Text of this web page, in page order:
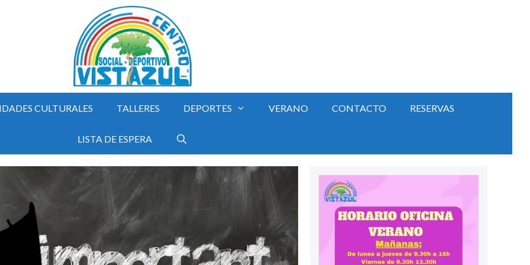
CULTURALES TALLERES DEPORTES VERANO CONTACTO RESERVAS
LISTA DE ESPERA